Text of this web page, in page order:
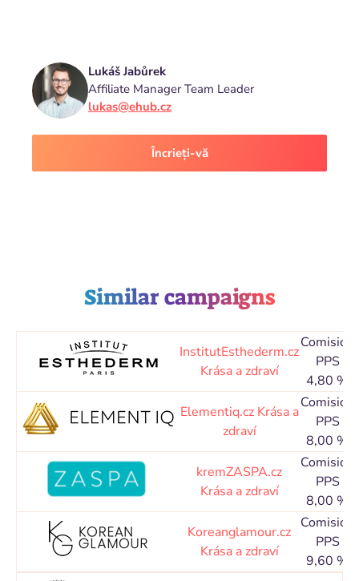
Lukáš Jabůrek
Affiliate Manager Team Leader
lukas@ehub.cz
Încrieți-vă
Similar campaigns
InstitutEsthederm.cz
Krása a zdraví
Comision
PPS
4,80 %
Elementiq.cz Krása a
zdraví
Comision
PPS
8,00 %
kremZASPA.cz
Krása a zdraví
Comision
PPS
8,00 %
Koreanglamour.cz
Krása a zdraví
Comision
PPS
9,60 %